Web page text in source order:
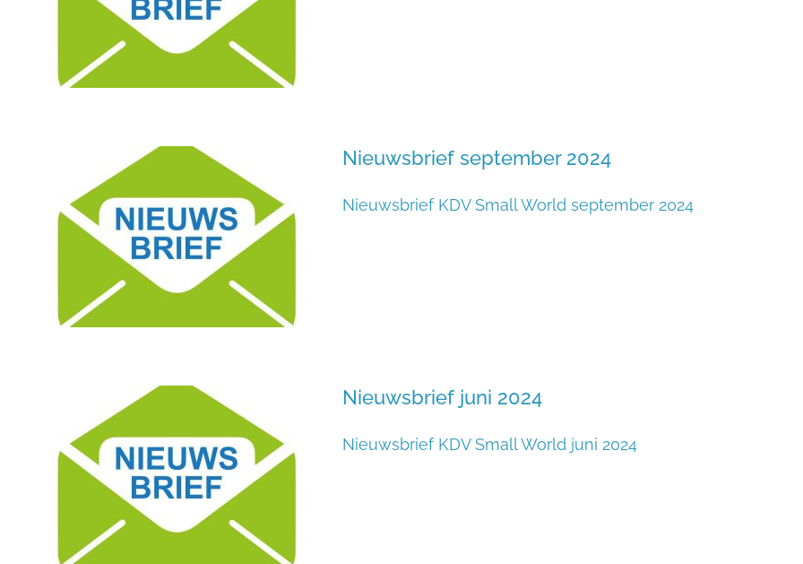
Nieuwsbrief september 2024
Nieuwsbrief KDV Small World september 2024
Nieuwsbrief juni 2024
Nieuwsbrief KDV Small World juni 2024